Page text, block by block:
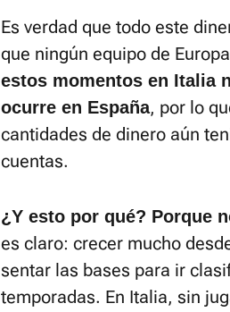
Es verdad que todo este
que ningún equipo de
estos momentos en Italia
ocurre en España, por lo
cantidades de dinero aún
cuentas.
¿Y esto por qué? Porque
es claro: crecer mucho
sentar las bases para ir
temporadas. En Italia, sin